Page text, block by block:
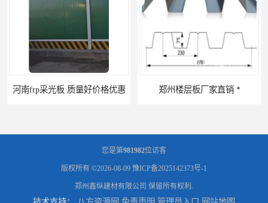
河南frp采光板 质量好价格优惠 郑州楼层板厂家直销 *
您是第981982位访客
版权所有 ©2026-08-09 豫ICP备2025142373号-1
郑州鑫纵建材有限公司 保留所有权利.